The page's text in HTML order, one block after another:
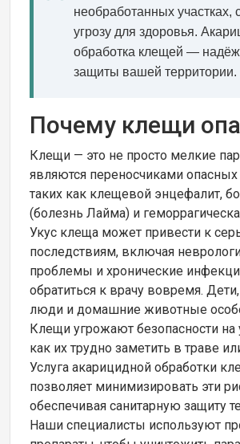
необработанных участках,
угрозу для здоровья.
обработка клещей —
защиты вашей территории.
Почему клещи
Клещи — это не просто мелкие
являются переносчиками опасных
таких как клещевой энцефалит,
(болезнь Лайма) и
Укус клеща может привести к
последствиям, включая
проблемы и хронические
обратиться к врачу вовремя.
люди и домашние животные
Клещи угрожают безопасности на
как их трудно заметить в траве
Услуга акарицидной обработки
позволяет минимизировать эти
обеспечивая санитарную защиту
Наши специалисты используют